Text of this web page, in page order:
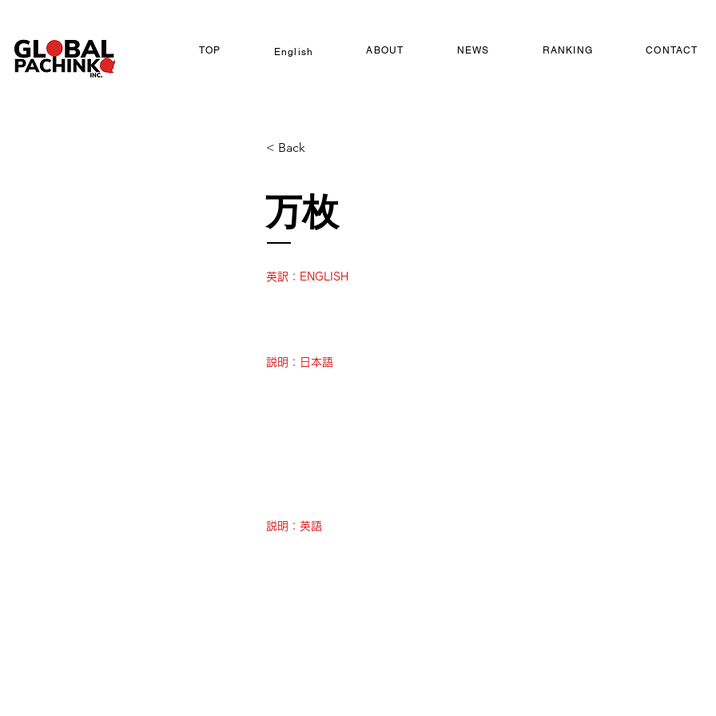
TOP English ABOUT NEWS RANKING CONTACT
< Back
万枚
英訳：ENGLISH
説明：日本語
説明：英語